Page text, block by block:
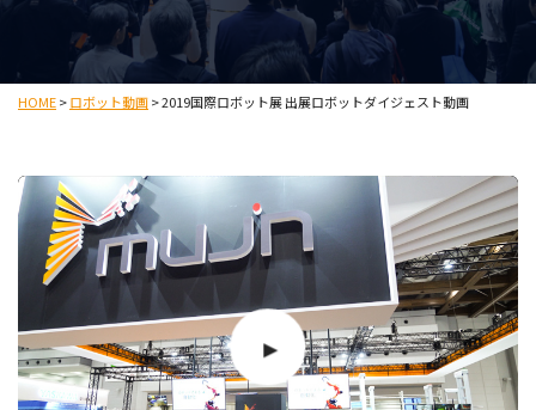
HOME>ロボット動画>2019国際ロボット展 出展ロボットダイジェスト動画